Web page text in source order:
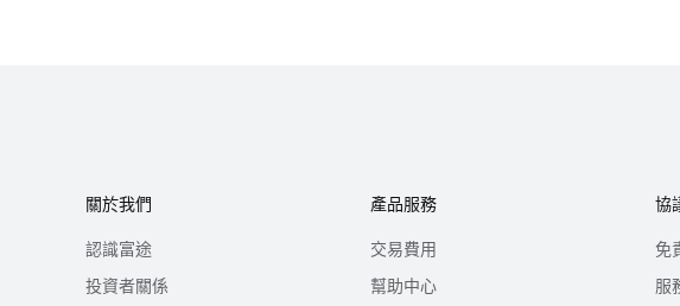
關於我們
認識富途
投資者關係
產品服務
交易費用
幫助中心
協
免
服